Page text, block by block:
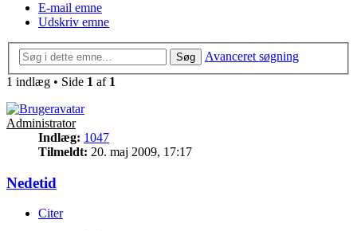
E-mail emne
Udskriv emne
Søg
Avanceret søgning
1 indlæg • Side 1 af 1
Administrator
Indlæg: 1047
Tilmeldt: 20. maj 2009, 17:17
Nedetid
Citer